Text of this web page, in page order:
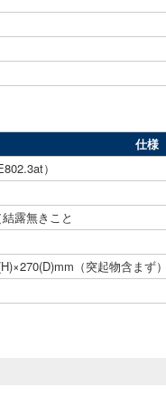
仕様
）
露無きこと
（突起物含まず